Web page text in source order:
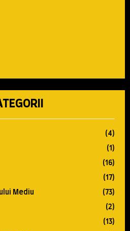
(4)
(1)
(16)
(17)
Mediu (73)
(2)
(13)